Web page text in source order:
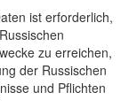
ist erforderlich,
zu erreichen,
der Russischen
und Pflichten